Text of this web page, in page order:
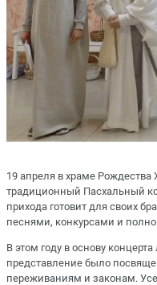
19 апреля в храме Рождества
традиционный Пасхальный
прихода готовит для своих
песнями, конкурсами и
В этом году в основу
представление было
переживаниям и законам.